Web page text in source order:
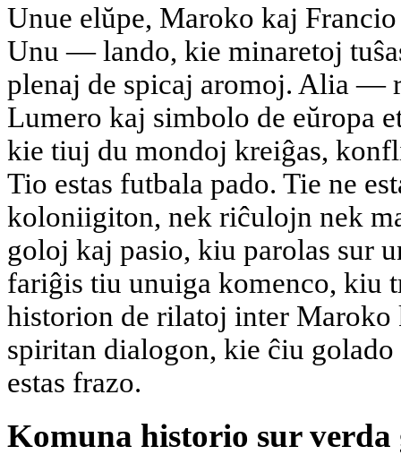
Unue elŭpe, Maroko kaj
Unu — lando, kie minaretoj
plenaj de spicaj aromoj. Alia —
Lumero kaj simbolo de eŭropa
kie tiuj du mondoj kreiĝas,
Tio estas futbala pado. Tie ne
koloniigiton, nek riĉulojn nek
goloj kaj pasio, kiu parolas sur
fariĝis tiu unuiga komenco, kiu
historion de rilatoj inter Maroko
spiritan dialogon, kie ĉiu
estas frazo.
Komuna historio sur